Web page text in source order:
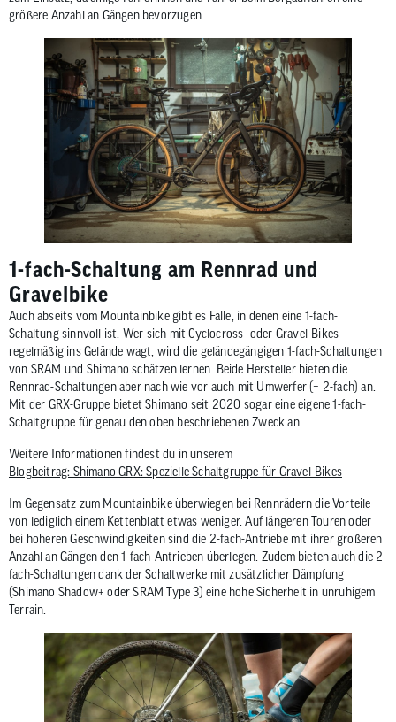
größere Anzahl an Gängen bevorzugen.
1-fach-Schaltung am Rennrad und
Gravelbike
Auch abseits vom Mountainbike gibt es Fälle, in denen eine 1-fach-
Schaltung sinnvoll ist. Wer sich mit Cyclocross- oder Gravel-Bikes
regelmäßig ins Gelände wagt, wird die geländegängigen 1-fach-Schaltungen
von SRAM und Shimano schätzen lernen. Beide Hersteller bieten die
Rennrad-Schaltungen aber nach wie vor auch mit Umwerfer (= 2-fach) an.
Mit der GRX-Gruppe bietet Shimano seit 2020 sogar eine eigene 1-fach-
Schaltgruppe für genau den oben beschriebenen Zweck an.
Weitere Informationen findest du in unserem
Blogbeitrag: Shimano GRX: Spezielle Schaltgruppe für Gravel-Bikes
Im Gegensatz zum Mountainbike überwiegen bei Rennrädern die Vorteile
von lediglich einem Kettenblatt etwas weniger. Auf längeren Touren oder
bei höheren Geschwindigkeiten sind die 2-fach-Antriebe mit ihrer größeren
Anzahl an Gängen den 1-fach-Antrieben überlegen. Zudem bieten auch die 2-
fach-Schaltungen dank der Schaltwerke mit zusätzlicher Dämpfung
(Shimano Shadow+ oder SRAM Type 3) eine hohe Sicherheit in unruhigem
Terrain.